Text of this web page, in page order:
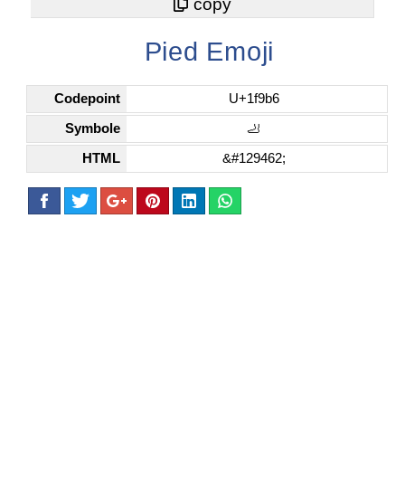
Pied Emoji
Codepoint U+1f9b6
Symbole 🦶
HTML &#129462;